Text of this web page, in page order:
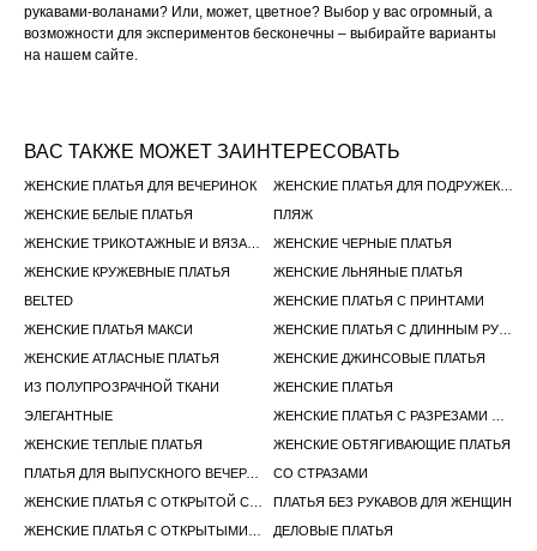
рукавами-воланами? Или, может, цветное? Выбор у вас огромный, а
возможности для экспериментов бесконечны – выбирайте варианты
на нашем сайте.
ВАС ТАКЖЕ МОЖЕТ ЗАИНТЕРЕСОВАТЬ
ЖЕНСКИЕ ПЛАТЬЯ ДЛЯ ВЕЧЕРИНОК
ЖЕНСКИЕ БЕЛЫЕ ПЛАТЬЯ
ПЛЯЖ
ЖЕНСКИЕ ЧЕРНЫЕ ПЛАТЬЯ
ЖЕНСКИЕ КРУЖЕВНЫЕ ПЛАТЬЯ
ЖЕНСКИЕ ЛЬНЯНЫЕ ПЛАТЬЯ
BELTED
ЖЕНСКИЕ ПЛАТЬЯ С ПРИНТАМИ
ЖЕНСКИЕ ПЛАТЬЯ МАКСИ
ЖЕНСКИЕ АТЛАСНЫЕ ПЛАТЬЯ
ЖЕНСКИЕ ДЖИНСОВЫЕ ПЛАТЬЯ
ИЗ ПОЛУПРОЗРАЧНОЙ ТКАНИ
ЖЕНСКИЕ ПЛАТЬЯ
ЭЛЕГАНТНЫЕ
ЖЕНСКИЕ ТЕПЛЫЕ ПЛАТЬЯ
ЖЕНСКИЕ ОБТЯГИВАЮЩИЕ ПЛАТЬЯ
ПЛАТЬЯ ДЛЯ ВЫПУСКНОГО ВЕЧЕРА И ТОРЖЕСТВЕННЫХ МЕРОПРИЯТИЙ
СО СТРАЗАМИ
ПЛАТЬЯ БЕЗ РУКАВОВ ДЛЯ ЖЕНЩИН
ДЕЛОВЫЕ ПЛАТЬЯ